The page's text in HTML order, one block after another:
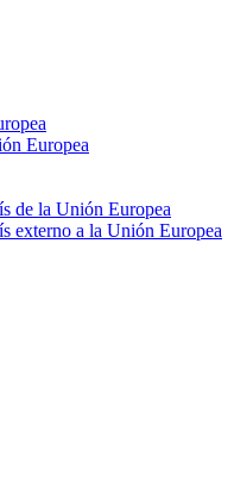
Europea
de la Unión Europea
externo a la Unión Europea